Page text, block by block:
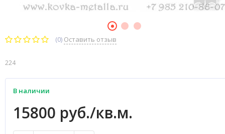
(0) Оставить отзыв
224
В наличии
15800 руб./кв.м.